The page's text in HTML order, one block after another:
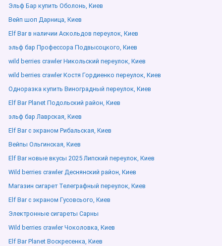
Эльф Бар купить Оболонь, Киев
Вейп шоп Дарница, Киев
Elf Bar в наличии Аскольдов переулок, Киев
эльф бар Профессора Подвысоцкого, Киев
wild berries crawler Никольский переулок, Киев
wild berries crawler Костя Гордиенко переулок, Киев
Одноразка купить Виноградный переулок, Киев
Elf Bar Planet Подольский район, Киев
эльф бар Лаврская, Киев
Elf Bar с экраном Рибальская, Киев
Вейпы Ольгинская, Киев
Elf Bar новые вкусы 2025 Липский переулок, Киев
Wild berries crawler Деснянский район, Киев
Магазин сигарет Телеграфный переулок, Киев
Elf Bar с экраном Гусовсього, Киев
Электронные сигареты Сарны
Wild berries crawler Чоколовка, Киев
Elf Bar Planet Воскресенка, Киев